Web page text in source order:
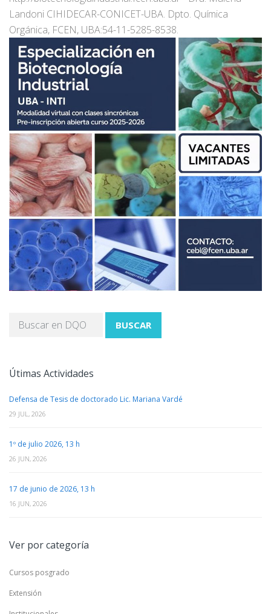
Landoni CIHIDECAR-CONICET-UBA. Dpto. Química
Orgánica, FCEN, UBA:54-11-5285-8538.
BUSCAR
Útimas Actividades
Defensa de Tesis de doctorado Lic. Mariana Vardé
29 JUL, 2026
1º de julio 2026, 13 h
26 JUN, 2026
17 de junio de 2026, 13 h
16 JUN, 2026
Ver por categoría
Cursos posgrado
Extensión